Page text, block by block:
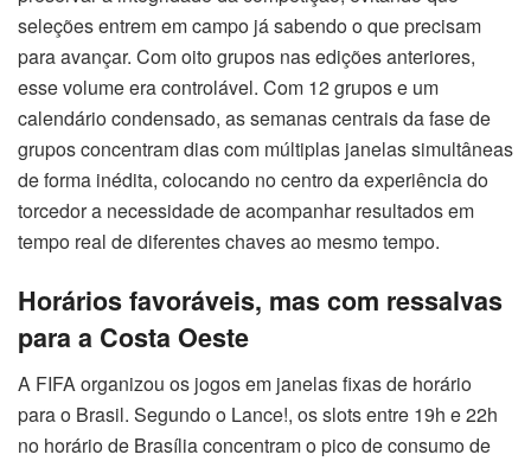
seleções entrem em campo já sabendo o que precisam
para avançar. Com oito grupos nas edições anteriores,
esse volume era controlável. Com 12 grupos e um
calendário condensado, as semanas centrais da fase de
grupos concentram dias com múltiplas janelas simultâneas
de forma inédita, colocando no centro da experiência do
torcedor a necessidade de acompanhar resultados em
tempo real de diferentes chaves ao mesmo tempo.
Horários favoráveis, mas com ressalvas
para a Costa Oeste
A FIFA organizou os jogos em janelas fixas de horário
para o Brasil. Segundo o Lance!, os slots entre 19h e 22h
no horário de Brasília concentram o pico de consumo de